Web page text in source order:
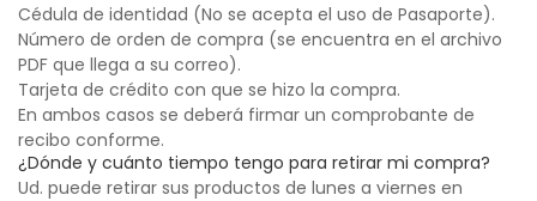
Cédula de identidad (No se acepta el uso de Pasaporte).
Número de orden de compra (se encuentra en el archivo
PDF que llega a su correo).
Tarjeta de crédito con que se hizo la compra.
En ambos casos se deberá firmar un comprobante de
recibo conforme.
¿Dónde y cuánto tiempo tengo para retirar mi compra?
Ud. puede retirar sus productos de lunes a viernes en